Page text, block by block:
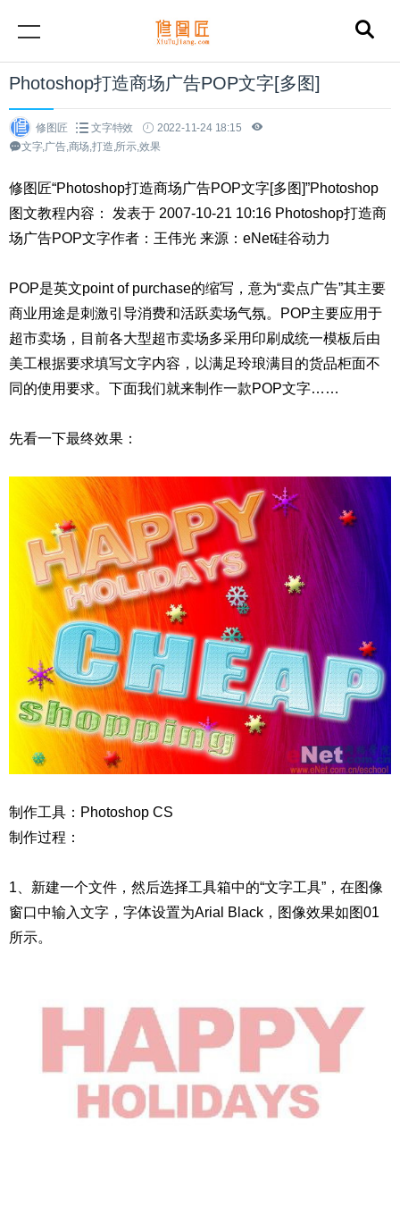
Photoshop打造商场广告POP文字[多图]
修图匠 文字特效
2022-11-24 18:15
文字,广告,商场,打造,所示,效果
修图匠“Photoshop打造商场广告POP文字[多图]”Photoshop
图文教程内容： 发表于 2007-10-21 10:16 Photoshop打造商
场广告POP文字作者：王伟光 来源：eNet硅谷动力
POP是英文point of purchase的缩写，意为“卖点广告”其主要
商业用途是刺激引导消费和活跃卖场气氛。POP主要应用于
超市卖场，目前各大型超市卖场多采用印刷成统一模板后由
美工根据要求填写文字内容，以满足玲琅满目的货品柜面不
同的使用要求。下面我们就来制作一款POP文字……
先看一下最终效果：
制作工具：Photoshop CS
制作过程：
1、新建一个文件，然后选择工具箱中的“文字工具”，在图像
窗口中输入文字，字体设置为Arial Black，图像效果如图01
所示。